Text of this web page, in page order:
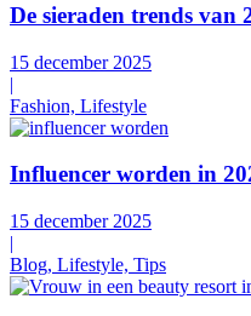
De sieraden trends van
15 december 2025
|
Fashion, Lifestyle
Influencer worden in
15 december 2025
|
Blog, Lifestyle, Tips